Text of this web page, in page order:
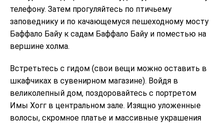
телефону. Затем прогуляйтесь по птичьему
заповеднику и по качающемуся пешеходному мосту
Баффало Байу к садам Баффало Байу и поместью на
вершине холма.
Встретьтесь с гидом (свои вещи можно оставить в
шкафчиках в сувенирном магазине). Войдя в
великолепный дом, поздоровайтесь с портретом
Имы Хогг в центральном зале. Изящно уложенные
волосы, скромное платье и массивные украшения